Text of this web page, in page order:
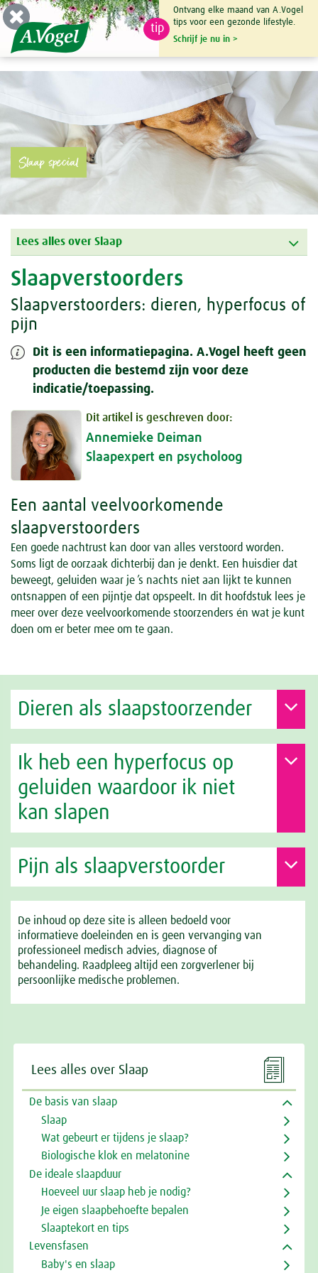
Slaap special
Lees alles over Slaap
Slaapverstoorders
Slaapverstoorders: dieren, hyperfocus of
pijn
Dit is een informatiepagina. A.Vogel heeft geen
producten die bestemd zijn voor deze
indicatie/toepassing.
Dit artikel is geschreven door:
Annemieke Deiman
Slaapexpert en psycholoog
Een aantal veelvoorkomende
slaapverstoorders
Een goede nachtrust kan door van alles verstoord worden.
Soms ligt de oorzaak dichterbij dan je denkt. Een huisdier dat
beweegt, geluiden waar je ’s nachts niet aan lijkt te kunnen
ontsnappen of een pijntje dat opspeelt. In dit hoofdstuk lees je
meer over deze veelvoorkomende stoorzenders én wat je kunt
doen om er beter mee om te gaan.
Dieren als slaapstoorzender
Ik heb een hyperfocus op
geluiden waardoor ik niet
kan slapen
Pijn als slaapverstoorder
De inhoud op deze site is alleen bedoeld voor
informatieve doeleinden en is geen vervanging van
professioneel medisch advies, diagnose of
behandeling. Raadpleeg altijd een zorgverlener bij
persoonlijke medische problemen.

Lees alles over Slaap
De basis van slaap
Slaap
Wat gebeurt er tijdens je slaap?
Biologische klok en melatonine
De ideale slaapduur
Hoeveel uur slaap heb je nodig?
Je eigen slaapbehoefte bepalen
Slaaptekort en tips
Levensfasen
Baby's en slaap
tip
Ontvang elke maand van A.Vogel
tips voor een gezonde lifestyle.
Schrijf je nu in >